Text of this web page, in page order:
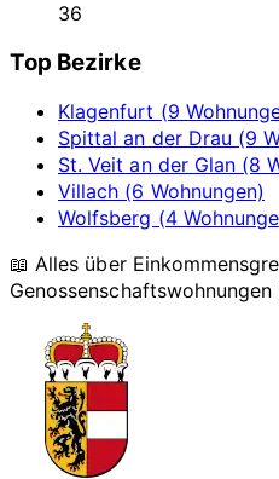
36
Top Bezirke
Klagenfurt (9
Spittal an der Drau (9
St. Veit an der Glan (8
Villach (6 Wohnungen)
Wolfsberg (4
📖 Alles über
Genossenschaftswohnungen